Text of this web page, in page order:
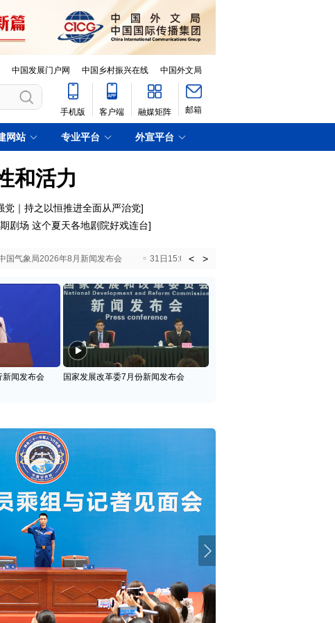
中国发展门户网 中国乡村振兴在线 中国外文局
手机版 客户端 融媒矩阵 邮箱
网站 专业平台 外宣平台
和活力
党｜持之以恒推进全面从严治党]
剧场 这个夏天各地剧院好戏连台]
国气象局2026年8月新闻发布会 31日15:00 国新办就加快推动“十五五”时期退役
< >
新闻发布会 国家发展改革委7月份新闻发布会